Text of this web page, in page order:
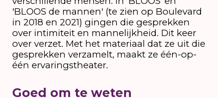
'BLOOS de mannen' (te zien op Boulevard
in 2018 en 2021) gingen die gesprekken
over intimiteit en mannelijkheid. Dit keer
over verzet. Met het materiaal dat ze uit die
gesprekken verzamelt, maakt ze één-op-
één ervaringstheater.
Goed om te weten